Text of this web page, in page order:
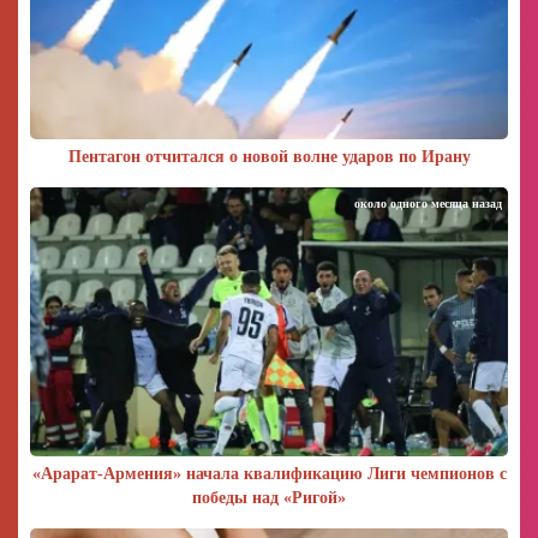
Пентагон отчитался о новой волне ударов по Ирану
«Арарат‑Армения» начала квалификацию Лиги чемпионов с
победы над «Ригой»
около одного месяца назад